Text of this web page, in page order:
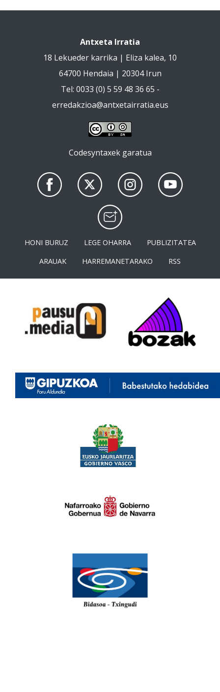
Antxeta Irratia
18 Lekueder karrika | Eliza kalea, 10
64700 Hendaia | 20304 Irun
Tel: 0033 (0) 5 59 48 36 65 -
erredakzioa@antxetairratia.eus
Codesyntaxek garatua
HONI BURUZ LEGE OHARRA
PUBLIZITATEA
ARAUAK
HARREMANETARAKO RSS